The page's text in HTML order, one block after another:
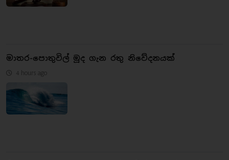
මාතර-පොතුවිල් මූද ගැන රතු නිවේදනයක්
4 hours ago